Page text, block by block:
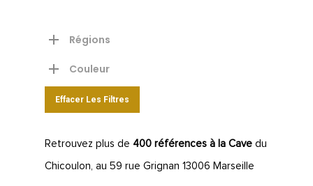
Régions
Couleur
Effacer Les Filtres
Retrouvez plus de 400 références à la Cave du
Chicoulon, au 59 rue Grignan 13006 Marseille